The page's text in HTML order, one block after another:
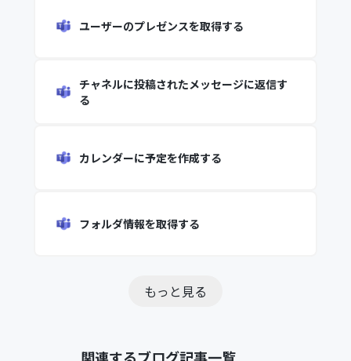
ユーザーのプレゼンスを取得する
チャネルに投稿されたメッセージに返信す
る
カレンダーに予定を作成する
フォルダ情報を取得する
もっと見る